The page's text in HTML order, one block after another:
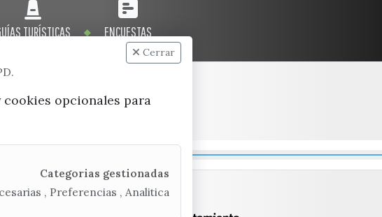
TURÍSTICAS ENCUESTAS
Cerrar
opcionales para
Categorias gestionadas
, Preferencias , Analitica